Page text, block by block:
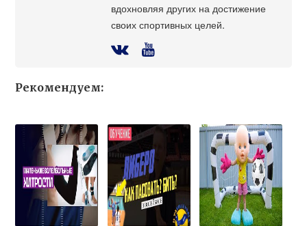
вдохновляя других на достижение
своих спортивных целей.
Рекомендуем: